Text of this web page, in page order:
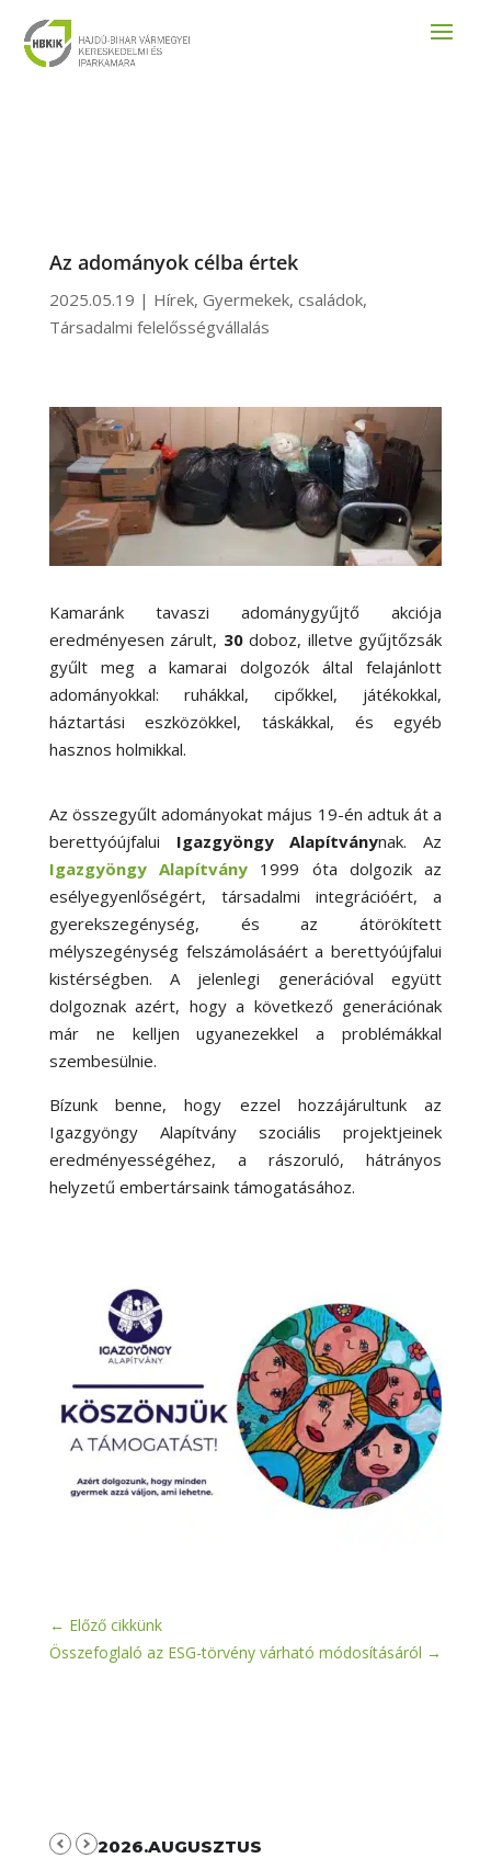
Az adományok célba értek
2025.05.19 | Hírek, Gyermekek, családok,
Társadalmi felelősségvállalás
Kamaránk tavaszi adománygyűjtő akciója
eredményesen zárult, 30doboz, illetve gyűjtőzsák
gyűlt meg a kamarai dolgozók által felajánlott
adományokkal: ruhákkal, cipőkkel, játékokkal,
háztartási eszközökkel, táskákkal, és egyéb
hasznos holmikkal.
Az összegyűlt adományokat május 19-én adtuk át a
berettyóújfalui Igazgyöngy Alapítványnak. Az
Igazgyöngy Alapítvány 1999 óta dolgozik az
esélyegyenlőségért, társadalmi integrációért, a
gyerekszegénység, és az átörökített
mélyszegénység felszámolásáért a berettyóújfalui
kistérségben. A jelenlegi generációval együtt
dolgoznak azért, hogy a következő generációnak
már ne kelljen ugyanezekkel a problémákkal
szembesülnie.
Bízunk benne, hogy ezzel hozzájárultunk az
Igazgyöngy Alapítvány szociális projektjeinek
eredményességéhez, a rászoruló, hátrányos
helyzetű embertársaink támogatásához.
← Előző cikkünk
Összefoglaló az ESG-törvény várható módosításáról →
2026.AUGUSZTUS